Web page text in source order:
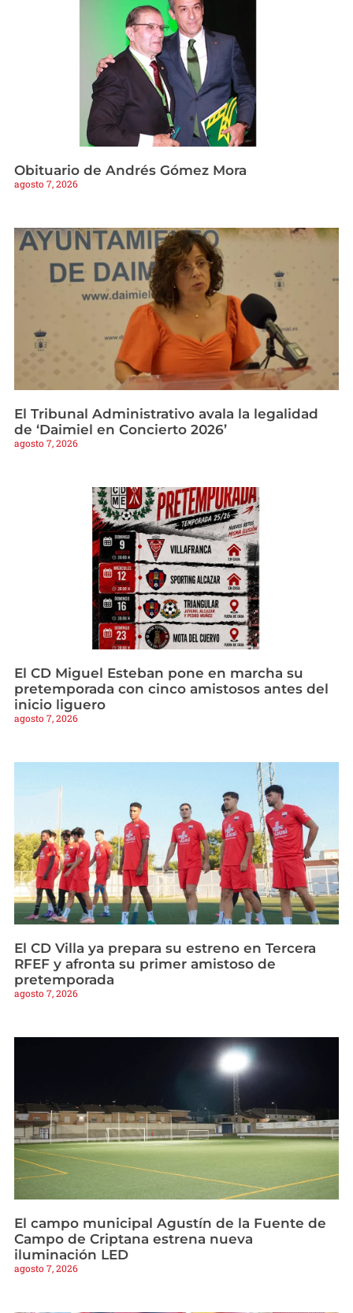
Obituario de Andrés Gómez Mora
agosto 7, 2026
El Tribunal Administrativo avala la legalidad
de ‘Daimiel en Concierto 2026’
agosto 7, 2026
El CD Miguel Esteban pone en marcha su
pretemporada con cinco amistosos antes del
inicio liguero
agosto 7, 2026
El CD Villa ya prepara su estreno en Tercera
RFEF y afronta su primer amistoso de
pretemporada
agosto 7, 2026
El campo municipal Agustín de la Fuente de
Campo de Criptana estrena nueva
iluminación LED
agosto 7, 2026